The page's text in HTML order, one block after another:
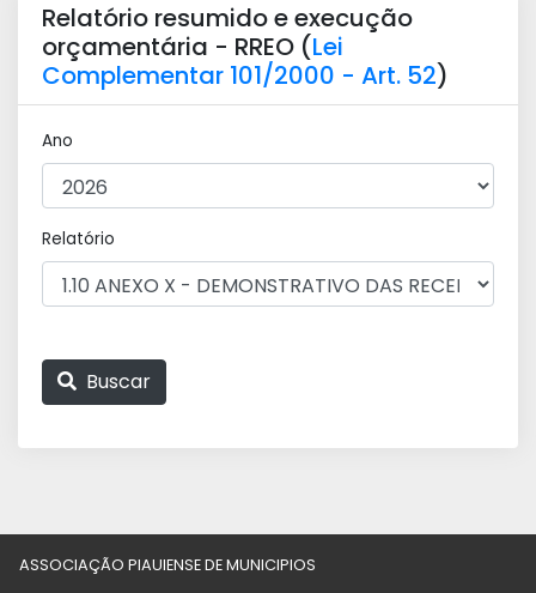
Relatório resumido e execução
orçamentária - RREO (Lei
Complementar 101/2000 - Art. 52)
Ano
Relatório
Buscar
ASSOCIAÇÃO PIAUIENSE DE MUNICIPIOS